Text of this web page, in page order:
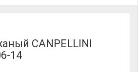
CANPELLINI
14